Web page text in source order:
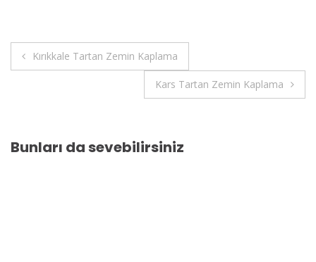
Yazı
Kırıkkale Tartan Zemin Kaplama
Kars Tartan Zemin Kaplama
Bunları da sevebilirsiniz